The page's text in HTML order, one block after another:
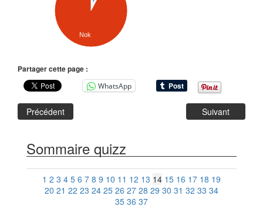
Nok
Partager cette page :
WhatsApp
Précédent Suivant
Sommaire quizz
1 2 3 4 5 6 7 8 9 10 11 12 13 14 15 16 17 18 19
20 21 22 23 24 25 26 27 28 29 30 31 32 33 34
35 36 37